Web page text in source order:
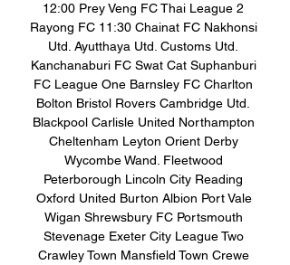
12:00 Prey Veng FC Thai League 2
Rayong FC 11:30 Chainat FC Nakhonsi
Utd. Ayutthaya Utd. Customs Utd.
Kanchanaburi FC Swat Cat Suphanburi
FC League One Barnsley FC Charlton
Bolton Bristol Rovers Cambridge Utd.
Blackpool Carlisle United Northampton
Cheltenham Leyton Orient Derby
Wycombe Wand. Fleetwood
Peterborough Lincoln City Reading
Oxford United Burton Albion Port Vale
Wigan Shrewsbury FC Portsmouth
Stevenage Exeter City League Two
Crawley Town Mansfield Town Crewe